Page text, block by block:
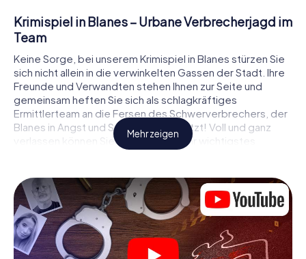
Krimispiel in Blanes – Urbane Verbrecherjagd im
Team
Keine Sorge, bei unserem Krimispiel in Blanes stürzen Sie
sich nicht allein in die verwinkelten Gassen der Stadt. Ihre
Freunde und Verwandten stehen Ihnen zur Seite und
gemeinsam heften Sie sich als schlagkräftiges
Ermittlerteam an die Fersen des Schwerverbrechers, der
Blanes in Angst und Schrecken versetzt! Voll und ganz
verlassen können Sie sich dabei auf Ihr wichtigstes
Ermittlerutensil, Ihr Smartphone. Mittels GPS-Navigation
zahlreichen Schauplätzen in Blanes, die mit der Tat in
Verbindung stehen, und schließlich zum Mörder. An jedem
Ort knacken Sie knifflige Rätsel und kommen so Stück für
Stück der Lösung des Falls immer näher. Anders als bei
einem klassischen Krimi Dinner in Blanes bestimmen also
Sie das Geschehen, bewegen sich an der frischen Luft
Mehr zeigen